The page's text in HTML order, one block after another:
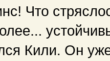
Что
Кили. Он